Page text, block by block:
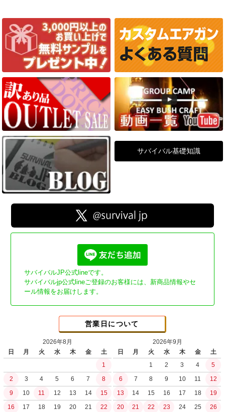
サバイバル基礎知識
サバイバルJP公式lineです。
サバイバルjp公式lineご登録のお客様には、新商品情報やセ
ール情報をお届けします。
営業日について
2026年8月
日
月 火 水 木 金
土
1
2
3 4 5 6 7
8
9
10 11 12 13 14
15
16
17 18 19 20 21
22
2026年9月
日
月 火 水 木 金
土
1
2 3 4
5
6
7 8 9 10 11
12
13
14 15 16 17 18
19
20
21 22 23 24 25
26